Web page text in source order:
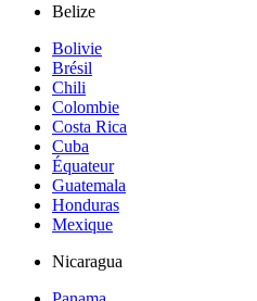
Belize
Bolivie
Brésil
Chili
Colombie
Costa Rica
Cuba
Équateur
Guatemala
Honduras
Mexique
Nicaragua